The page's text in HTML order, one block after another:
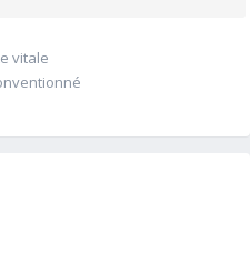
vitale